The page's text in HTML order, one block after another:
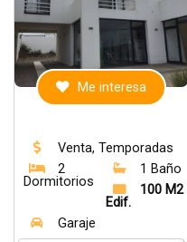
Olvidé mi clave
Me interesa
Venta, Temporadas
2
Dormitorios
1 Baño
100 M2
Edif.
Garaje